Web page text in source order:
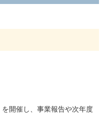
を開催し、事業報告や次年度